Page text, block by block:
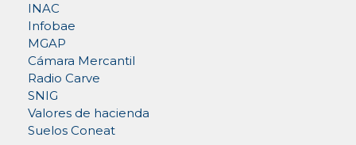
INAC
Infobae
MGAP
Cámara Mercantil
Radio Carve
SNIG
Valores de hacienda
Suelos Coneat